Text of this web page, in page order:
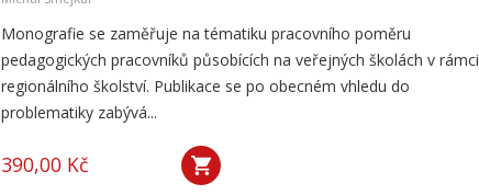
Monografie se zaměřuje na tématiku pracovního poměru
pedagogických pracovníků působících na veřejných školách v rámci
regionálního školství. Publikace se po obecném vhledu do
problematiky zabývá...
390,00 Kč